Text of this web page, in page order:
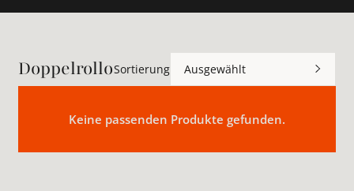
DoppelrolloSortierung Ausgewählt
Keine passenden Produkte gefunden.